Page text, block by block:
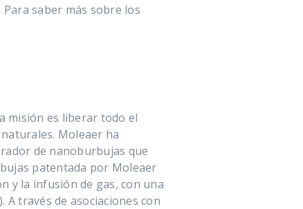
saber más sobre los
misión es liberar todo el
Moleaer ha
de nanoburbujas que
patentada por Moleaer
y la infusión de gas, con una
A través de asociaciones con